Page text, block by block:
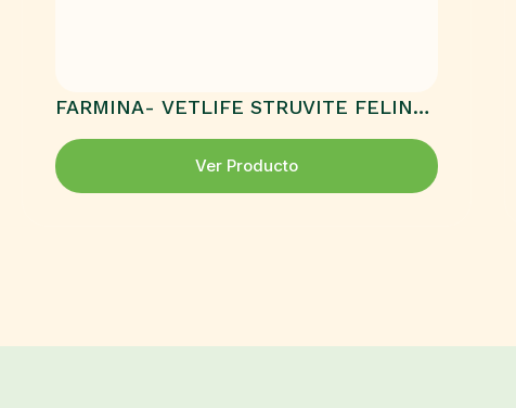
FARMINA- VETLIFE STRUVITE FELINE
HÚMEDO
Ver Producto